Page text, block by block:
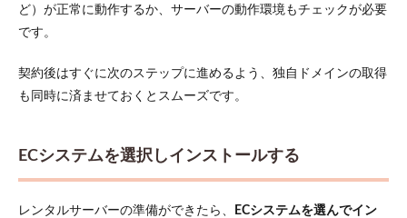
ど）が正常に動作するか、サーバーの動作環境もチェックが必要
です。
契約後はすぐに次のステップに進めるよう、独自ドメインの取得
も同時に済ませておくとスムーズです。
ECシステムを選択しインストールする
レンタルサーバーの準備ができたら、
ECシステムを選んでイン